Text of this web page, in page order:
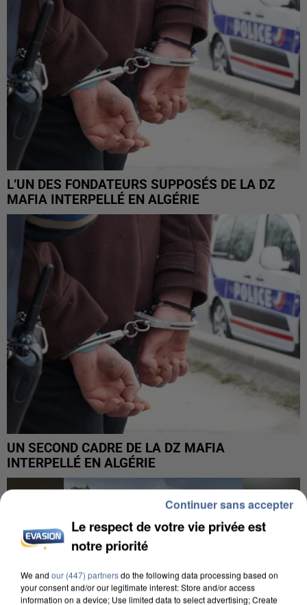
L’UN DES FONDATEURS SUPPOSÉS DE LA DZ
MAFIA INTERPELLÉ EN ALGÉRIE
UN SECOND CADRE DE LA DZ MAFIA
INTERPELLÉ EN ALGÉRIE
Le respect de votre vie privée est
notre priorité
We and our (447) partnersdo the following data processing based on
your consent and/or our legitimate interest: Store and/or access
information on a device; Use limited data to select advertising; Create
Continuer sans accepter